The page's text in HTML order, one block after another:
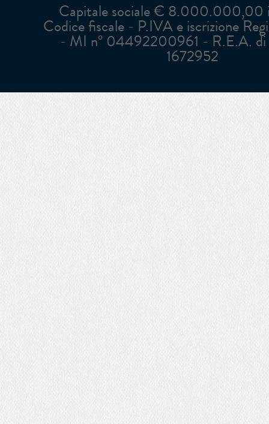
Capitale sociale € 8.000.000,00
Codice fiscale - P.IVA e iscrizione
- MI n° 04492200961 - R.E.A. di
1672952